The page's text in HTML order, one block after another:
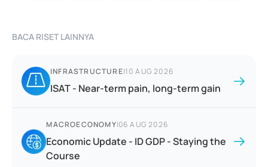
BACA RISET LAINNYA
INFRASTRUCTURE|10 AUG 2026
ISAT - Near-term pain, long-term gain
MACROECONOMY|06 AUG 2026
Economic Update - ID GDP - Staying the
Course